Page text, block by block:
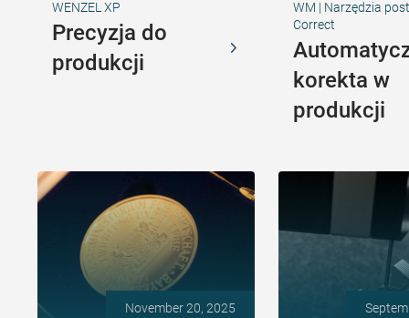
WENZEL XP
Precyzja do
produkcji
WM | Narzędzia
Correct
korekta w
produkcji
November 20, 2025